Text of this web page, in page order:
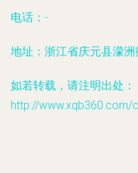
电话：-
地址：浙江省庆元县濛
如若转载，请注明出处：
http://www.xqb360.com/